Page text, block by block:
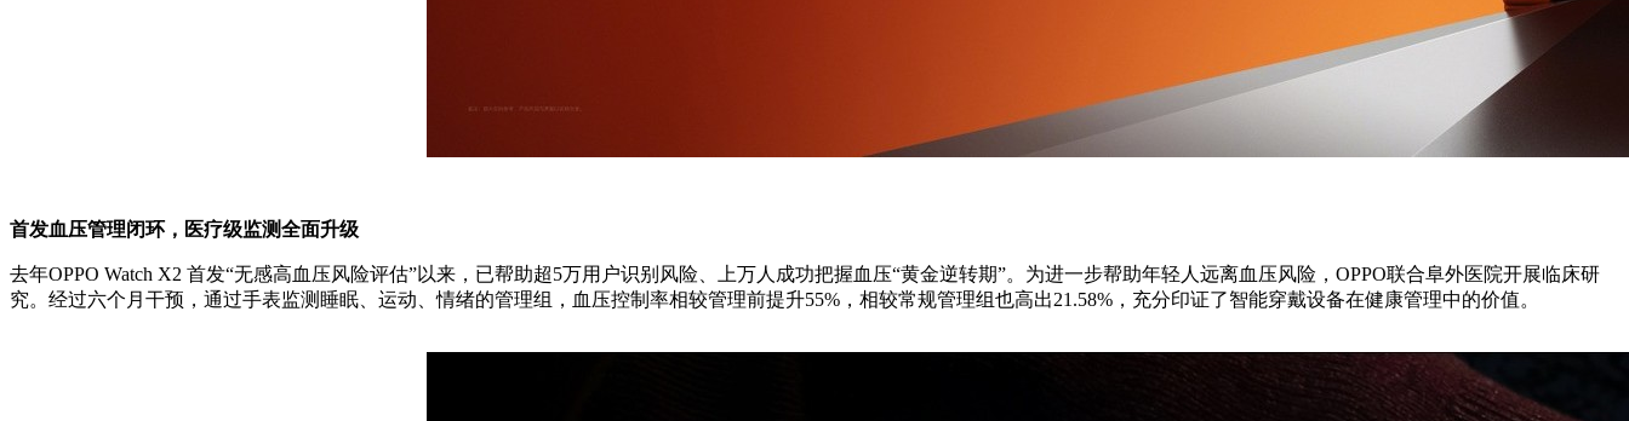
首发血压管理闭环，医疗级监测全面升级
去年OPPO Watch X2 首发“无感高血压风险评估”以来，已帮助超5万用户识别风险、上万人成功把握血压“黄金逆转期”。为进一步帮助年轻人远离血压风险，OPPO联合阜外医院开展临床研
究。经过六个月干预，通过手表监测睡眠、运动、情绪的管理组，血压控制率相较管理前提升55%，相较常规管理组也高出21.58%，充分印证了智能穿戴设备在健康管理中的价值。